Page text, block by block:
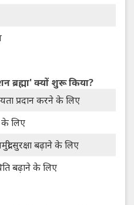
ब्रह्मा' क्यों शुरू किया?
प्रदान करने के लिए
लिए
सुरक्षा बढ़ाने के लिए
बढ़ाने के लिए